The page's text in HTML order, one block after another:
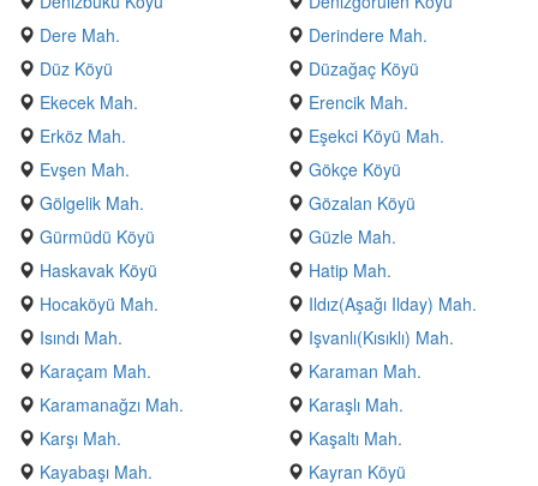
Dere Mah.
Derindere Mah.
Düz Köyü
Düzağaç Köyü
Ekecek Mah.
Erencik Mah.
Erköz Mah.
Eşekci Köyü Mah.
Evşen Mah.
Gökçe Köyü
Gölgelik Mah.
Gözalan Köyü
Gürmüdü Köyü
Güzle Mah.
Haskavak Köyü
Hatip Mah.
Hocaköyü Mah.
Ildız(Aşağı Ilday) Mah.
Isındı Mah.
Işvanlı(Kısıklı) Mah.
Karaçam Mah.
Karaman Mah.
Karamanağzı Mah.
Karaşlı Mah.
Karşı Mah.
Kaşaltı Mah.
Kayabaşı Mah.
Kayran Köyü